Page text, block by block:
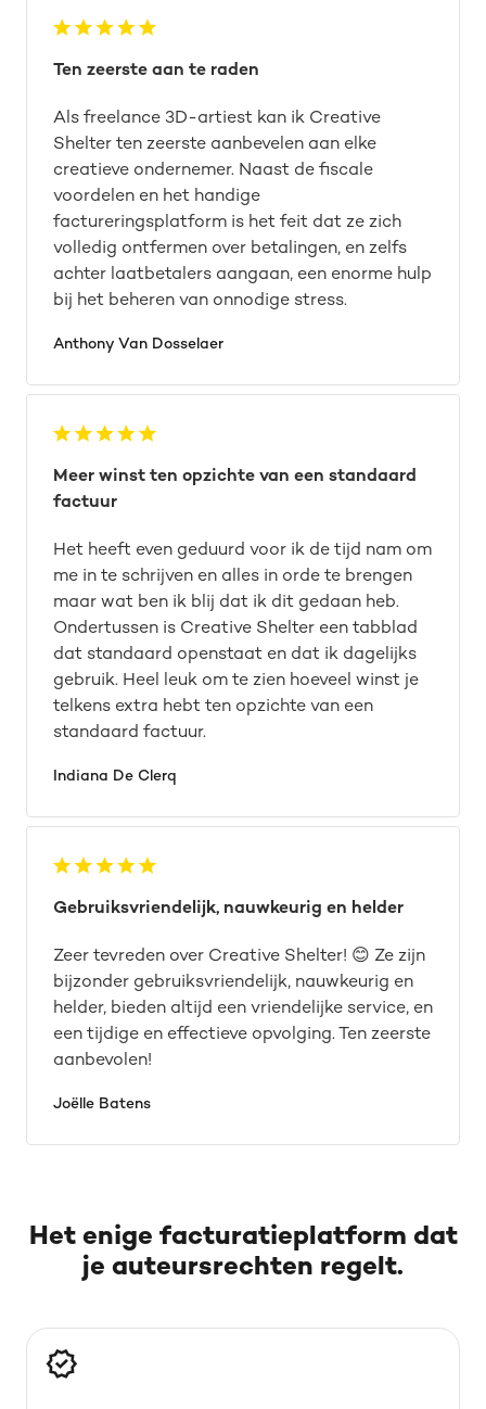
Ten zeerste aan te raden
Als freelance 3D-artiest kan ik Creative
Shelter ten zeerste aanbevelen aan elke
creatieve ondernemer. Naast de fiscale
voordelen en het handige
factureringsplatform is het feit dat ze zich
volledig ontfermen over betalingen, en zelfs
achter laatbetalers aangaan, een enorme hulp
bij het beheren van onnodige stress.
Anthony Van Dosselaer
Meer winst ten opzichte van een standaard
factuur
Het heeft even geduurd voor ik de tijd nam om
me in te schrijven en alles in orde te brengen
maar wat ben ik blij dat ik dit gedaan heb.
Ondertussen is Creative Shelter een tabblad
dat standaard openstaat en dat ik dagelijks
gebruik. Heel leuk om te zien hoeveel winst je
telkens extra hebt ten opzichte van een
standaard factuur.
Indiana De Clerq
Gebruiksvriendelijk, nauwkeurig en helder
Zeer tevreden over Creative Shelter! 😊 Ze zijn
bijzonder gebruiksvriendelijk, nauwkeurig en
helder, bieden altijd een vriendelijke service, en
een tijdige en effectieve opvolging. Ten zeerste
aanbevolen!
Joëlle Batens
Het enige facturatieplatform dat
je auteursrechten regelt.